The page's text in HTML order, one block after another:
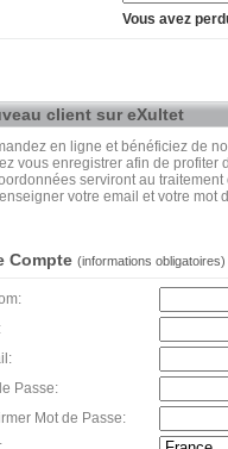
Vous avez
client sur eXultet
en ligne et bénéficiez de
vous enregistrer afin de profiter
serviront au
votre email et votre mot
Compte (informations obligatoires)
Passe:
Mot de Passe: